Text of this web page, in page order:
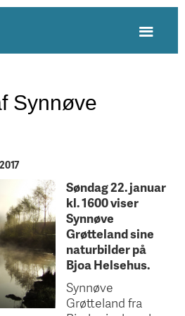
Synnøve
Søndag 22. januar
kl. 1600 viser
Synnøve
Grøtteland sine
naturbilder på
Bjoa Helsehus.
Synnøve
Grøtteland fra